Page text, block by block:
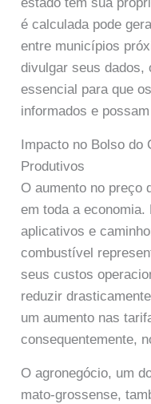
é calculada pode
entre municípios
divulgar seus dados,
essencial para que
informados e
Impacto no Bolso do
Produtivos
O aumento no preço
em toda a
aplicativos e
combustível
seus custos
reduzir
um aumento nas
consequentemente,
O agronegócio, um
mato-grossense,